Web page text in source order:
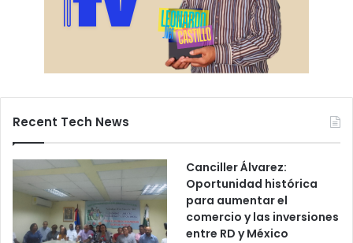
Recent Tech News
Canciller Álvarez:
Oportunidad histórica
para aumentar el
comercio y las inversiones
entre RD y México